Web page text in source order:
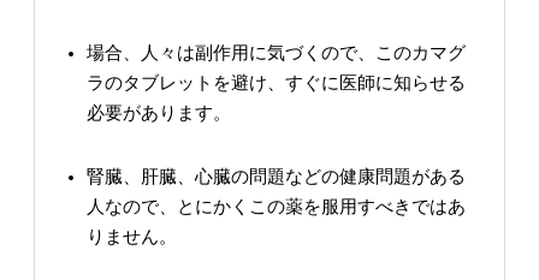
場合、人々は副作用に気づくので、このカマグ
ラのタブレットを避け、すぐに医師に知らせる
必要があります。
腎臓、肝臓、心臓の問題などの健康問題がある
人なので、とにかくこの薬を服用すべきではあ
りません。